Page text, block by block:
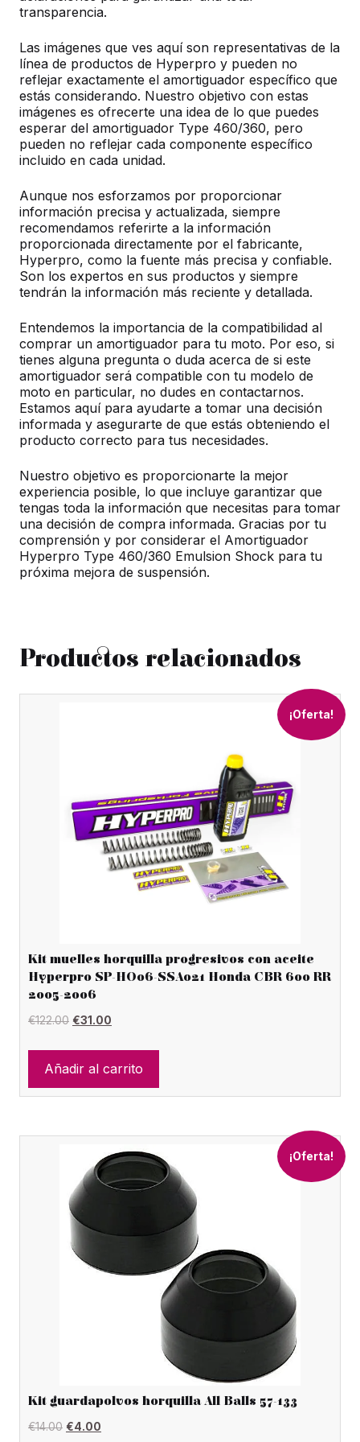
transparencia.
Las imágenes que ves aquí son representativas de la
línea de productos de Hyperpro y pueden no
reflejar exactamente el amortiguador específico que
estás considerando. Nuestro objetivo con estas
imágenes es ofrecerte una idea de lo que puedes
esperar del amortiguador Type 460/360, pero
pueden no reflejar cada componente específico
incluido en cada unidad.
Aunque nos esforzamos por proporcionar
información precisa y actualizada, siempre
recomendamos referirte a la información
proporcionada directamente por el fabricante,
Hyperpro, como la fuente más precisa y confiable.
Son los expertos en sus productos y siempre
tendrán la información más reciente y detallada.
Entendemos la importancia de la compatibilidad al
comprar un amortiguador para tu moto. Por eso, si
tienes alguna pregunta o duda acerca de si este
amortiguador será compatible con tu modelo de
moto en particular, no dudes en contactarnos.
Estamos aquí para ayudarte a tomar una decisión
informada y asegurarte de que estás obteniendo el
producto correcto para tus necesidades.
Nuestro objetivo es proporcionarte la mejor
experiencia posible, lo que incluye garantizar que
tengas toda la información que necesitas para tomar
una decisión de compra informada. Gracias por tu
comprensión y por considerar el Amortiguador
Hyperpro Type 460/360 Emulsion Shock para tu
próxima mejora de suspensión.
Productos relacionados
¡Oferta!
Kit muelles horquilla progresivos con aceite
Hyperpro SP-HO06-SSA021 Honda CBR 600 RR
2005-2006
€122.00 El
original
€31.00
actual
Añadir al carrito
¡Oferta!
Kit guardapolvos horquilla All Balls 57-133
€14.00 El
€4.00